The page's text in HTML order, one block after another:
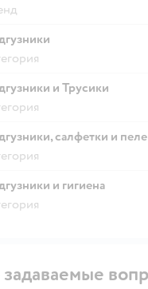
и Трусики
салфетки и
и гигиена
задаваемые